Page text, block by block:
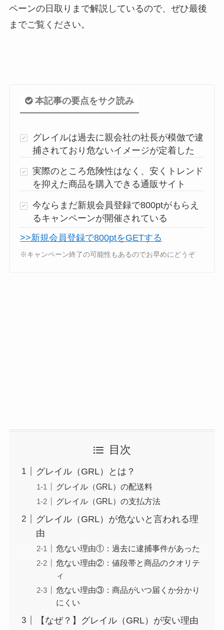
ペーンの日取りまで解説しているので、ぜひ最後
までご覧ください。
本記事の要点をサク読み
グレイルは過去に親会社の社長が模倣で逮
捕されており危ないイメージが定着した
実際のところ危険性はなく、安くトレンド
を抑えた商品を購入できる通販サイト
今ならまだ新規会員登録で800ptがもらえ
るキャンペーンが開催されている
>>新規会員登録で800ptをGETする
※キャンペーン終了の可能性もあるのでお早めにどうぞ
目次
グレイル（GRL）とは？
グレイル（GRL）の配送料
グレイル（GRL）の支払方法
グレイル（GRL）が危ないと言われる理
由
危ない理由①：過去に逮捕事件があった
危ない理由②：値段帯と商品のクオリテ
ィ
危ない理由③：商品がいつ届くか分かり
にくい
【なぜ？】グレイル（GRL）が安い理由